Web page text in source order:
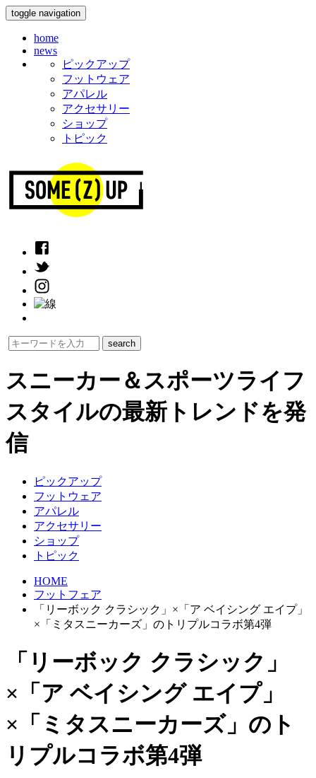
toggle navigation
home
news
ピックアップ
フットウェア
アパレル
アクセサリー
ショップ
トピック
スニーカー＆スポーツライフ
スタイルの最新トレンドを発
信
ピックアップ
フットウェア
アパレル
アクセサリー
ショップ
トピック
HOME
フットフェア
「リーボック クラシック」×「ア ベイシング エイプ」
×「ミタスニーカーズ」のトリプルコラボ第4弾
「リーボック クラシック」
×「ア ベイシング エイプ」
×「ミタスニーカーズ」のト
リプルコラボ第4弾